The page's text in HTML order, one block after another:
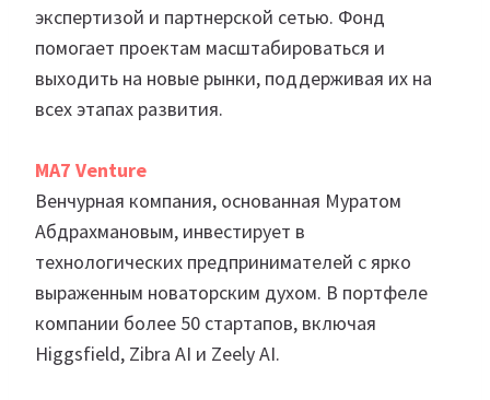
экспертизой и партнерской сетью. Фонд
помогает проектам масштабироваться и
выходить на новые рынки, поддерживая их на
всех этапах развития.
MA7 Venture
Венчурная компания, основанная Муратом
Абдрахмановым, инвестирует в
технологических предпринимателей с ярко
выраженным новаторским духом. В портфеле
компании более 50 стартапов, включая
Higgsfield, Zibra AI и Zeely AI.